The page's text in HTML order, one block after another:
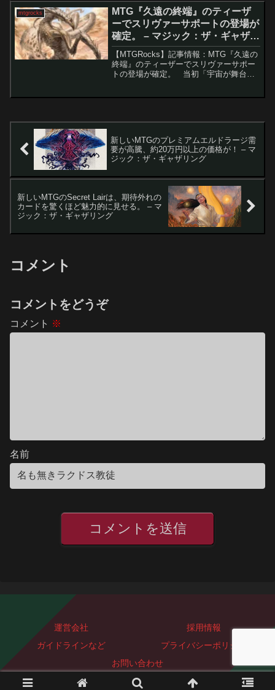
ッキを手に入れています。これらのデッ
キ...
mtgrocks
MTG『久遠の終端』のティーザ
ーでスリヴァーサポートの登場が
確定。 – マジック：ザ・ギャザリ
ング
【MTGRocks】記事情報：MTG『久遠の
終端』のティーザーでスリヴァーサポー
トの登場が確定。 当初「宇宙が舞台」
新しいMTGのプレミアムエルドラージ需
要が高騰、約20万円以上の価格が！ – マ
ジック：ザ・ギャザリング
新しいMTGのSecret Lairは、期待外れの
カードを驚くほど魅力的に見せる。 – マ
ジック：ザ・ギャザリング
コメント
コメントをどうぞ
コメント ※
名前
運営会社
採用情報
ガイドラインなど
プライバシーポリシー
お問い合わせ
Copyright © 2023-2026 ぐっどぴーす株式会社 All Rights Reserved.